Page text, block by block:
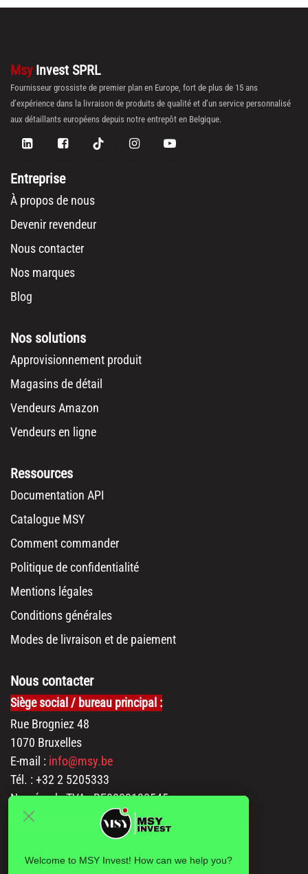
Msy Invest SPRL
Fournisseur grossiste de premier plan en Europe, fort de plus de 15 ans
d’expérience dans la livraison de produits de qualité et d’un service personnalisé
aux détaillants européens depuis notre entrepôt en Belgique.
Entreprise
À propos de nous
Devenir revendeur
Nous contacter
Nos marques
Blog
Nos solutions
Approvisionnement produit
Magasins de détail
Vendeurs Amazon
Vendeurs en ligne
Ressources
Documentation API
Catalogue MSY
Comment commander
Politique de confidentialité
Mentions légales
Conditions générales
Modes de livraison et de paiement
Nous contacter
Siège social / bureau principal :
Rue Brogniez 48
1070 Bruxelles
E-mail : info@msy.be
Tél. : +32 2 5205333
Numéro de TVA : BE0820130545
Showroom et entrepôt :
Polder 3, 2840 Terhagen (Rumst), Belgique
Welcome to MSY Invest! How can we help you?